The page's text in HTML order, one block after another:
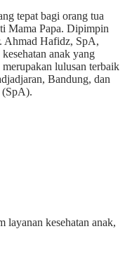
tepat bagi orang tua
Mama Papa. Dipimpin
Ahmad Hafidz, SpA,
anak yang
lulusan terbaik
Bandung, dan
(SpA).
kesehatan anak,